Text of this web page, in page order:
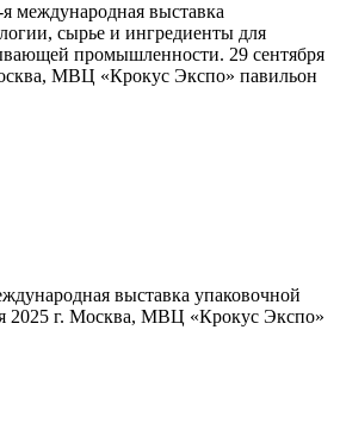
международная выставка
сырье и ингредиенты для
промышленности. 29 сентября
МВЦ «Крокус Экспо» павильон
выставка упаковочной
2025 г. Москва, МВЦ «Крокус Экспо»